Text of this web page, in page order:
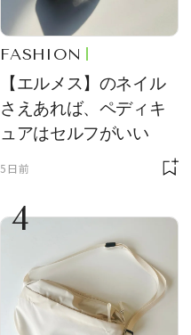
FASHION
【エルメス】のネイル
さえあれば、ペディキ
ュアはセルフがいい
5日前
4